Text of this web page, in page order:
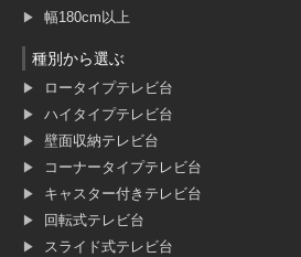
幅180cm以上
種別から選ぶ
ロータイプテレビ台
ハイタイプテレビ台
壁面収納テレビ台
コーナータイプテレビ台
キャスター付きテレビ台
回転式テレビ台
スライド式テレビ台